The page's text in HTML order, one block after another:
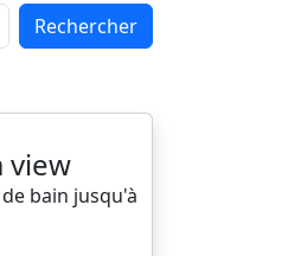
Rechercher
view
bain jusqu'à